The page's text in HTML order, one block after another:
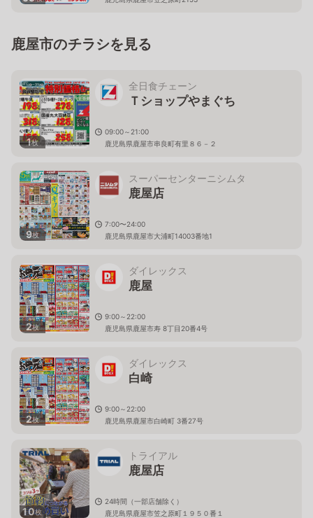
鹿屋市のチラシを見る
1枚
全日食チェーン
Ｔショップやまぐち
09:00～21:00
鹿児島県鹿屋市串良町有里８６－２
9枚
スーパーセンターニシムタ
鹿屋店
7:00〜24:00
鹿児島県鹿屋市大浦町14003番地1
2枚
ダイレックス
鹿屋
9:00～22:00
鹿児島県鹿屋市寿 8丁目20番4号
2枚
ダイレックス
白崎
9:00～22:00
鹿児島県鹿屋市白崎町 3番27号
10枚
トライアル
鹿屋店
24時間（一部店舗除く）
鹿児島県鹿屋市笠之原町１９５０番１